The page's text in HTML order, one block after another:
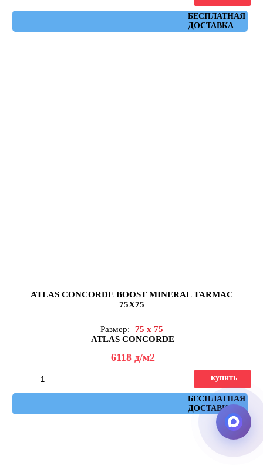
БЕСПЛАТНАЯ
ДОСТАВКА
ATLAS CONCORDE BOOST MINERAL TARMAC
75X75
Размер:
75 x 75
ATLAS CONCORDE
6118 д/м2
БЕСПЛАТНАЯ
ДОСТАВКА
купить